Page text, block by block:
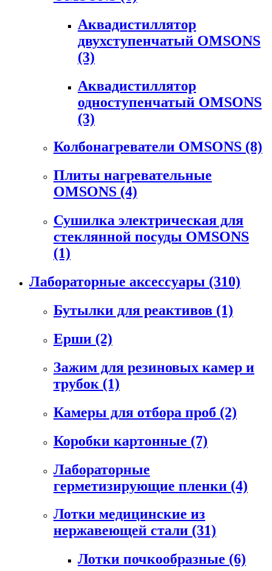
Аквадистиллятор
двухступенчатый OMSONS
(3)
Аквадистиллятор
одноступенчатый OMSONS
(3)
Колбонагреватели OMSONS (8)
Плиты нагревательные
OMSONS (4)
Сушилка электрическая для
стеклянной посуды OMSONS
(1)
Лабораторные аксессуары (310)
Бутылки для реактивов (1)
Ерши (2)
Зажим для резиновых камер и
трубок (1)
Камеры для отбора проб (2)
Коробки картонные (7)
Лабораторные
герметизирующие пленки (4)
Лотки медицинские из
нержавеющей стали (31)
Лотки почкообразные (6)